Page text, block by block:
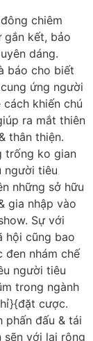
chiêm
kết, bảo
dáng.
báo cho biết
ứng người
khiến chú
ra mắt thiên
thân thiện.
trống ko gian
người tiêu
những sở hữu
gia nhập vào
Sự với
hội cũng bao
nhám chế
người tiêu
trong ngành
cược.
phấn đấu & tái
sẽn với lại rộng